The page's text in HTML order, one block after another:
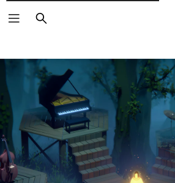
Pesquisar